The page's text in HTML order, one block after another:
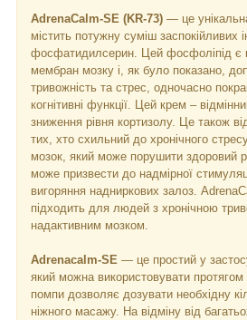
AdrenaCalm-SE (KR-73) — це
містить потужну суміш заспокійливих
фосфатидилсерин. Цей фосфоліпід є
мембран мозку і, як було показано,
тривожність та стрес, одночасно
когнітивні функції. Цей крем –
зниження рівня кортизолу. Це також
тих, хто схильний до хронічного
мозок, який може порушити здоровий
може призвести до надмірної
вигоряння надниркових залоз.
підходить для людей з хронічною
надактивним мозком.
Adrenacalm-SE — це простий у
який можна використовувати
помпи дозволяє дозувати необхідну
ніжного масажу. На відміну від